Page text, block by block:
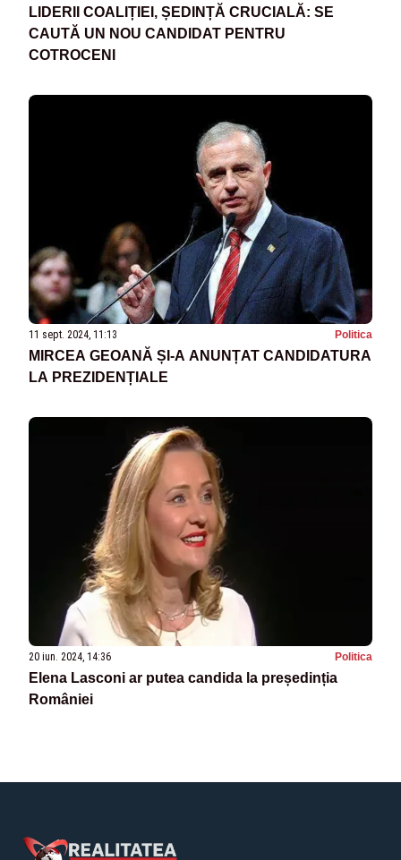
LIDERII COALIȚIEI, ȘEDINȚĂ CRUCIALĂ: SE
CAUTĂ UN NOU CANDIDAT PENTRU
COTROCENI
11 sept. 2024, 11:13 Politica
MIRCEA GEOANĂ ȘI-A ANUNȚAT CANDIDATURA
LA PREZIDENȚIALE
20 iun. 2024, 14:36 Politica
Elena Lasconi ar putea candida la președinția
României